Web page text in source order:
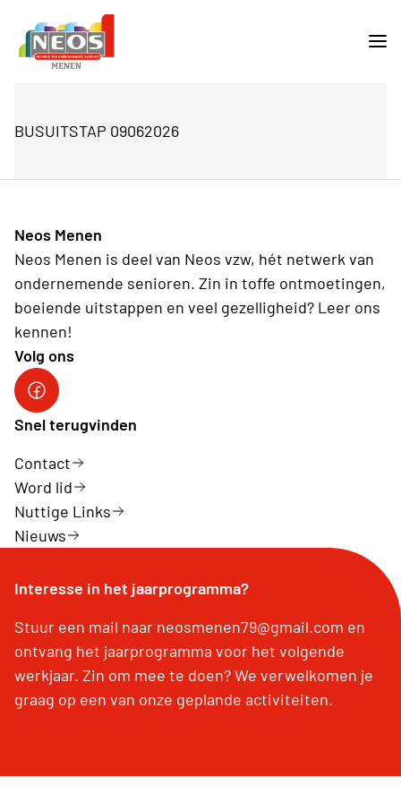
BUSUITSTAP 09062026
Neos Menen
Neos Menen is deel van Neos vzw, hét netwerk van
ondernemende senioren. Zin in toffe ontmoetingen,
boeiende uitstappen en veel gezelligheid? Leer ons
kennen!
Volg ons
Snel terugvinden
Contact
Word lid
Nuttige Links
Nieuws
Interesse in het jaarprogramma?
Stuur een mail naar neosmenen79@gmail.com en
ontvang het jaarprogramma voor het volgende
werkjaar. Zin om mee te doen? We verwelkomen je
graag op een van onze geplande activiteiten.